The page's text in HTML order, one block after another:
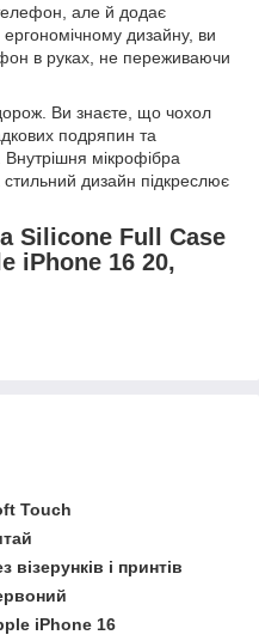
але й додає
дизайну, ви
в руках, не переживаючи
Ви знаєте, що чохол
подряпин та
мікрофібра
дизайн підкреслює
Silicone Full Case
iPhone 16 20,
Touch
візерунків і принтів
iPhone 16